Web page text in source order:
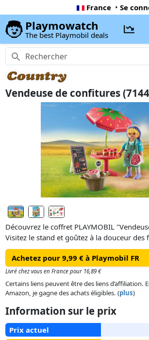
France • Se
Playmowatch
The best Playmobil deals
Vendeuse de confitures
Découvrez le coffret PLAYMOBIL
Visitez le stand et goûtez à la douceur des
cueillies. Ne manquez pas le délicieux
confiture de fraises acidulée. Ce set
PLAYMOBIL, une table, une pancarte, un
rempli d'inserts de fraises fraîches, des
des accessoires. Le bandeau de cheveux, le
gamme Ferme est fabriquée avec plus de
recyclés ou biosourcés en moyenne.
Achetez pour 9,99 € à Playmobil FR
Livré chez vous en France pour 16,89 €
Certains liens peuvent être des liens d’affiliation.
Amazon, je gagne des achats éligibles. (plus)
Information sur le prix
Prix actuel